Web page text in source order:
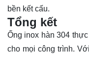
bền kết cấu.
Tổng kết
Ống inox hàn 304
cho mọi công trình.